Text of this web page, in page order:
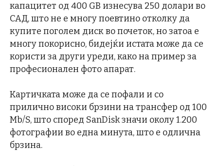
капацитет од 400 GB изнесува 250 долари во
САД, што не е многу поевтино отколку да
купите поголем диск во почеток, но затоа е
многу покорисно, бидејќи истата може да се
користи за други уреди, како на пример за
професионален фото апарат.
Картичката може да се пофали и со
прилично високи брзини на трансфер од 100
Mb/S, што според SanDisk значи околу 1.200
фотографии во една минута, што е одлична
брзина.